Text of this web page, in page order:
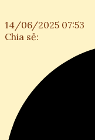
14/06/2025 07:53
Chia sẻ: